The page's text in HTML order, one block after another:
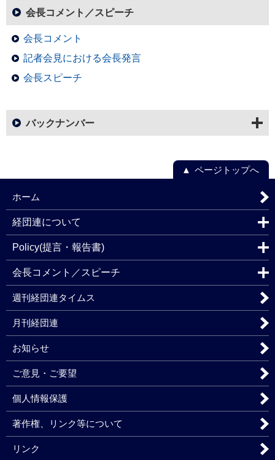
会長コメント／スピーチ
会長コメント
記者会見における会長発言
会長スピーチ
バックナンバー
ページトップへ
ホーム
経団連について
Policy(提言・報告書)
会長コメント／スピーチ
週刊経団連タイムス
月刊経団連
お知らせ
ご意見・ご要望
個人情報保護
著作権、リンク等について
リンク